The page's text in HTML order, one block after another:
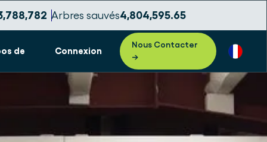
Arbres sauvés4,804,595.67
de Connexion
Nous Contacter
→